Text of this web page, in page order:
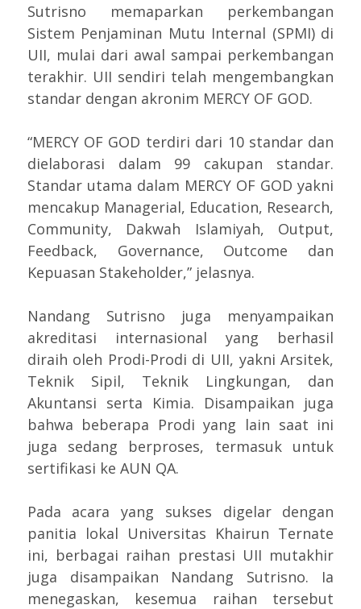
Sutrisno memaparkan perkembangan
Sistem Penjaminan Mutu Internal (SPMI) di
UII, mulai dari awal sampai perkembangan
terakhir. UII sendiri telah mengembangkan
standar dengan akronim MERCY OF GOD.
“MERCY OF GOD terdiri dari 10 standar dan
dielaborasi dalam 99 cakupan standar.
Standar utama dalam MERCY OF GOD yakni
mencakup Managerial, Education, Research,
Community, Dakwah Islamiyah, Output,
Feedback, Governance, Outcome dan
Kepuasan Stakeholder,” jelasnya.
Nandang Sutrisno juga menyampaikan
akreditasi internasional yang berhasil
diraih oleh Prodi-Prodi di UII, yakni Arsitek,
Teknik Sipil, Teknik Lingkungan, dan
Akuntansi serta Kimia. Disampaikan juga
bahwa beberapa Prodi yang lain saat ini
juga sedang berproses, termasuk untuk
sertifikasi ke AUN QA.
Pada acara yang sukses digelar dengan
panitia lokal Universitas Khairun Ternate
ini, berbagai raihan prestasi UII mutakhir
juga disampaikan Nandang Sutrisno. Ia
menegaskan, kesemua raihan tersebut